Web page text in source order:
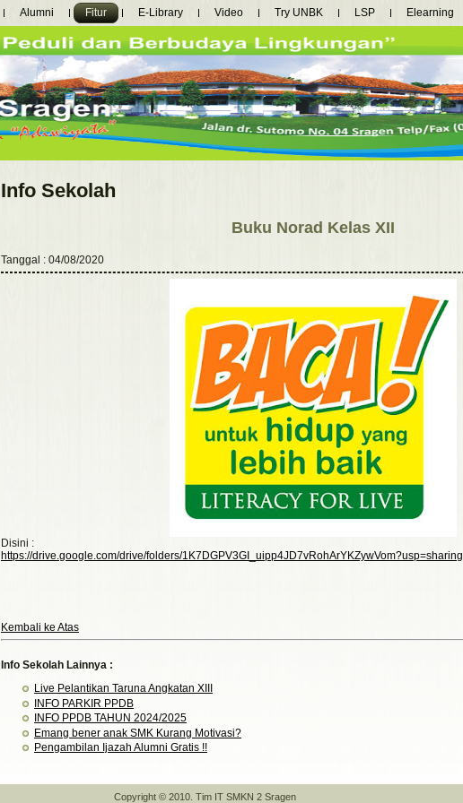
Alumni Fitur E-Library Video Try UNBK LSP Elearning
Info Sekolah
Buku Norad Kelas XII
Tanggal : 04/08/2020
Disini :
https://drive.google.com/drive/folders/1K7DGPV3GI_uipp4JD7vRohArYKZywVom?usp=sharing
Kembali ke Atas
Info Sekolah Lainnya :
Live Pelantikan Taruna Angkatan XIII
INFO PARKIR PPDB
INFO PPDB TAHUN 2024/2025
Emang bener anak SMK Kurang Motivasi?
Pengambilan Ijazah Alumni Gratis !!
Copyright © 2010. Tim IT SMKN 2 Sragen